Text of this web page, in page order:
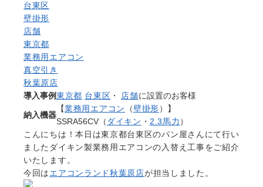
台東区
壁掛形
店舗
東京都
業務用エアコン
真空引き
秋葉原店
導入事例東京都 台東区 ・ 店舗に設置のお客様
納入機器
【業務用エアコン （壁掛形）】
SSRA56CV（ ダイキン ・ 2.3馬力 ）
こんにちは！本日は東京都台東区のパン屋さんにて行い
ましたダイキン製業務用エアコンの入替え工事をご紹介
いたします。
今回はエアコンランド秋葉原店が担当しました。